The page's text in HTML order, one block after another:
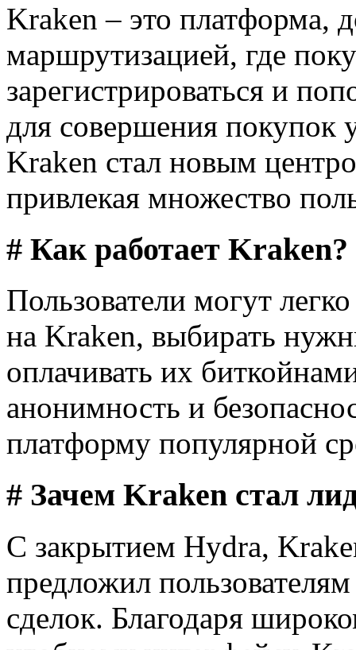
Kraken – это платформа,
маршрутизацией, где
зарегистрироваться и
для совершения покупок
Kraken стал новым
привлекая множество
# Как работает Kraken?
Пользователи могут
на Kraken, выбирать
оплачивать их
анонимность и
платформу популярной
# Зачем Kraken стал
С закрытием Hydra,
предложил
сделок. Благодаря